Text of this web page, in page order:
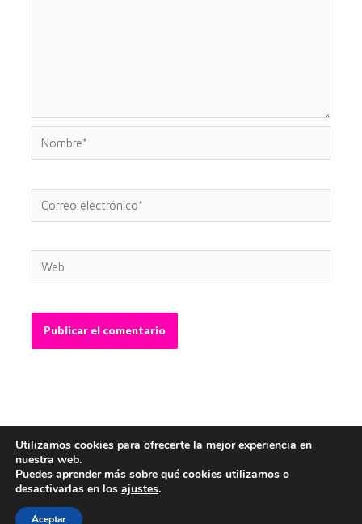
Nombre*
Correo
electrónico*
Web
Copyright © 2026 Abel Crespo - Graphic Designer |
Utilizamos cookies para ofrecerte la mejor experiencia en
nuestra web.
Puedes aprender más sobre qué cookies utilizamos o
desactivarlas en los ajustes.
Aceptar